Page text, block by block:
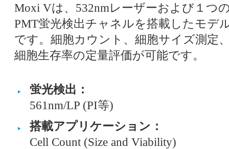
Moxi Vは、532nmレーザーおよび１つ
PMT蛍光検出チャネルを搭載したモデ
です。細胞カウント、細胞サイズ測定
細胞生存率の定量評価が可能です。
蛍光検出：
561nm/LP (PI等)
搭載アプリケーション：
Cell Count (Size and Viability)